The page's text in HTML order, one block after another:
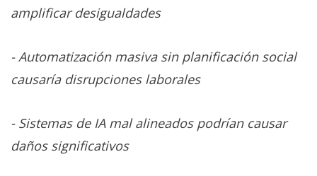
amplificar desigualdades
- Automatización masiva sin planificación social
causaría disrupciones laborales
- Sistemas de IA mal alineados podrían causar
daños significativos